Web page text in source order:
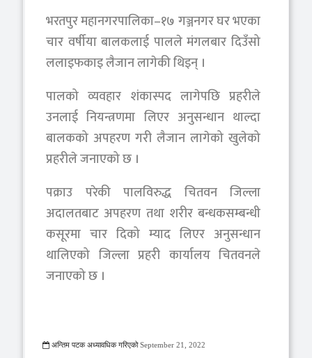
भरतपुर महानगरपालिका–१७ गञ्जनगर घर भएका
चार वर्षीया बालकलाई पालले मंगलबार दिउँसो
ललाइफकाइ लैजान लागेकी थिइन् ।
पालको व्यवहार शंकास्पद लागेपछि प्रहरीले
उनलाई नियन्त्रणमा लिएर अनुसन्धान थाल्दा
बालकको अपहरण गरी लैजान लागेको खुलेको
प्रहरीले जनाएको छ ।
पक्राउ परेकी पालविरुद्ध चितवन जिल्ला
अदालतबाट अपहरण तथा शरीर बन्धकसम्बन्धी
कसूरमा चार दिको म्याद लिएर अनुसन्धान
थालिएको जिल्ला प्रहरी कार्यालय चितवनले
जनाएको छ ।
अन्तिम पटक अध्यावधिक गरिएको September 21, 2022